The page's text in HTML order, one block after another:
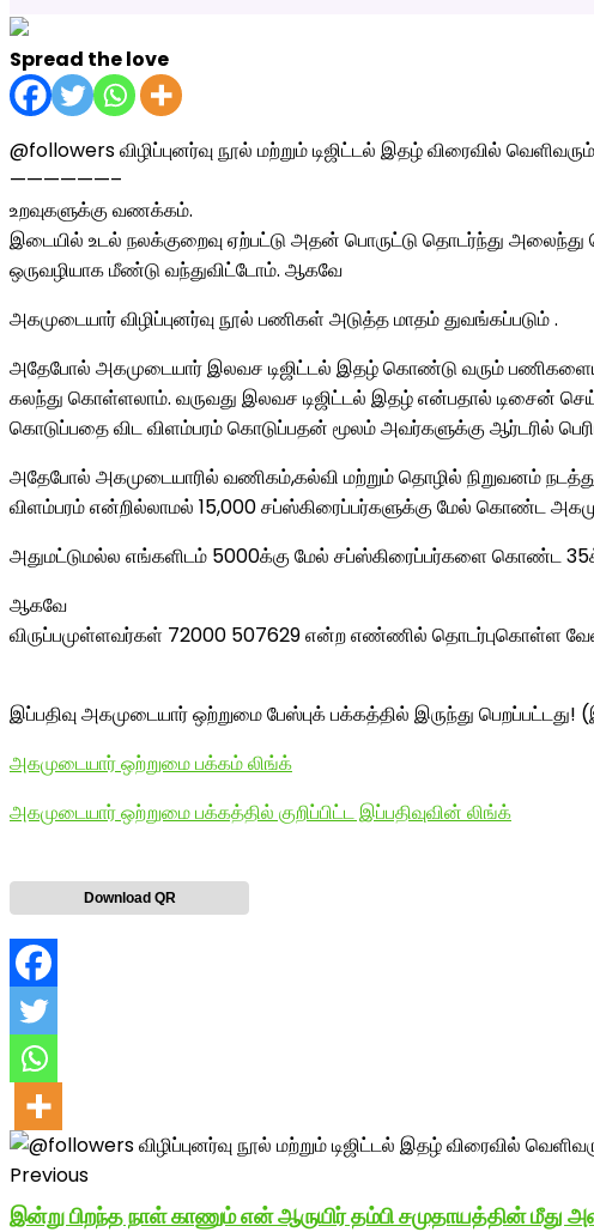
Spread the love
@followers விழிப்புனர்வு நூல் மற்றும் டிஜிட்டல் இதழ் விரைவில் வெளிவரும்
——————–
உறவுகளுக்கு வணக்கம்.
இடையில் உடல் நலக்குறைவு ஏற்பட்டு அதன் பொருட்டு தொடர்ந்து அலைந்து
ஒருவழியாக மீண்டு வந்துவிட்டோம். ஆகவே
அகமுடையார் விழிப்புனர்வு நூல் பணிகள் அடுத்த மாதம் துவங்கப்படும் .
அதேபோல் அகமுடையார் இலவச டிஜிட்டல் இதழ் கொண்டு வரும்
கலந்து கொள்ளலாம். வருவது இலவச டிஜிட்டல் இதழ் என்பதால் டிசைன்
கொடுப்பதை விட விளம்பரம் கொடுப்பதன் மூலம் அவர்களுக்கு ஆர்டரில்
அதேபோல் அகமுடையாரில் வணிகம்,கல்வி மற்றும் தொழில் நிறுவனம்
விளம்பரம் என்றில்லாமல் 15,000 சப்ஸ்கிரைப்பர்களுக்கு மேல் கொண்ட
அதுமட்டுமல்ல எங்களிடம் 5000க்கு மேல் சப்ஸ்கிரைப்பர்களை கொண்ட
ஆகவே
விருப்பமுள்ளவர்கள் 72000 507629 என்ற எண்ணில் தொடர்புகொள்ள
இப்பதிவு அகமுடையார் ஒற்றுமை பேஸ்புக் பக்கத்தில் இருந்து
அகமுடையார் ஒற்றுமை பக்கம் லிங்க்
அகமுடையார் ஒற்றுமை பக்கத்தில் குறிப்பிட்ட இப்பதிவுவின் லிங்க்
Download QR
Previous
இன்று பிறந்த நாள் காணும் என் ஆருயிர் தம்பி சமுதாயத்தின் மீது